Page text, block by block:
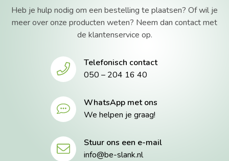
Heb je hulp nodig om een bestelling te plaatsen? Of wil je
meer over onze producten weten? Neem dan contact met
de klantenservice op.
Telefonisch contact
050 – 204 16 40
WhatsApp met ons
We helpen je graag!
Stuur ons een e-mail
info@be-slank.nl